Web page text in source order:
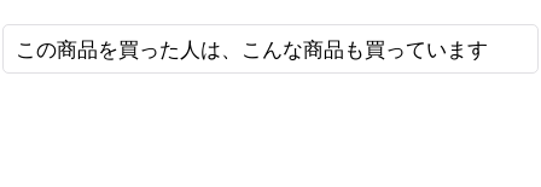
この商品を買った人は、こんな商品も買っています